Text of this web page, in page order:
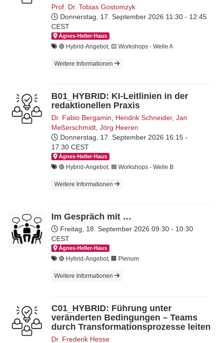
Prof. Dr. Tobias Gostomzyk
Donnerstag, 17. September 2026 11:30 - 12:45
CEST
Ágnes-Hel­ler-Haus
🔴 Hybrid-Angebot, 🟨​ Workshops - Welle A
Weitere Informationen
B01_HYBRID: KI-Leitlinien in der
redaktionellen Praxis
Dr. Fabio Bergamin Hendrik Schneider, Jan
Meßerschmidt Jörg Heeren
Donnerstag, 17. September 2026 16:15 -
17:30 CEST
Ágnes-Hel­ler-Haus
🔴 Hybrid-Angebot, 🟦 Workshops - Welle B
Weitere Informationen
Im Gespräch mit …
Freitag, 18. September 2026 09:30 - 10:30
CEST
Ágnes-Hel­ler-Haus
🔴 Hybrid-Angebot, 🏢 Plenum
Weitere Informationen
C01_HYBRID: Führung unter
veränderten Bedingungen – Teams
durch Transformationsprozesse leiten
Dr. Frederik Hesse